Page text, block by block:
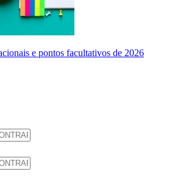
e pontos facultativos de 2026